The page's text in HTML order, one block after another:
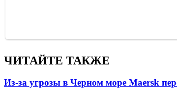
ЧИТАЙТЕ ТАКЖЕ
Из-за угрозы в Черном море Maersk